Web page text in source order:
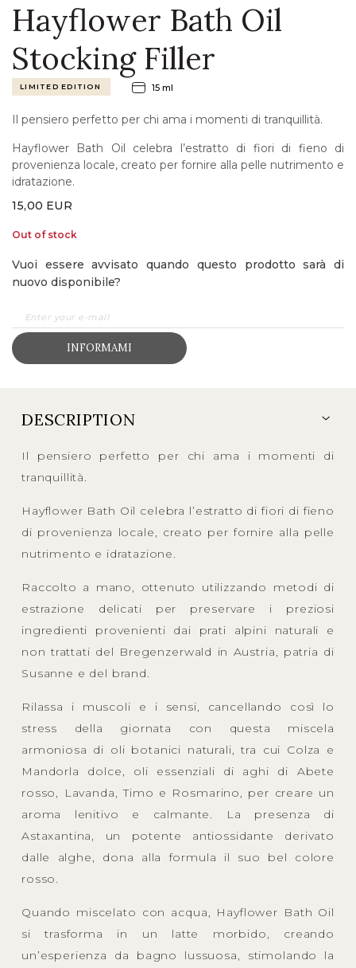
Hayflower Bath Oil
Stocking Filler
LIMITED EDITION 15 ml
Il pensiero perfetto per chi ama i momenti di tranquillità.
Hayflower Bath Oil celebra l’estratto di fiori di fieno di
provenienza locale, creato per fornire alla pelle nutrimento e
idratazione.
15,00 EUR
Out of stock
Vuoi essere avvisato quando questo prodotto sarà di
nuovo disponibile?
INFORMAMI
DESCRIPTION
Il pensiero perfetto per chi ama i momenti di
tranquillità.
Hayflower Bath Oil celebra l’estratto di fiori di fieno
di provenienza locale, creato per fornire alla pelle
nutrimento e idratazione.
Raccolto a mano, ottenuto utilizzando metodi di
estrazione delicati per preservare i preziosi
ingredienti provenienti dai prati alpini naturali e
non trattati del Bregenzerwald in Austria, patria di
Susanne e del brand.
Rilassa i muscoli e i sensi, cancellando così lo
stress della giornata con questa miscela
armoniosa di oli botanici naturali, tra cui Colza e
Mandorla dolce, oli essenziali di aghi di Abete
rosso, Lavanda, Timo e Rosmarino, per creare un
aroma lenitivo e calmante. La presenza di
Astaxantina, un potente antiossidante derivato
dalle alghe, dona alla formula il suo bel colore
rosso.
Quando miscelato con acqua, Hayflower Bath Oil
si trasforma in un latte morbido, creando
un’esperienza da bagno lussuosa, stimolando la